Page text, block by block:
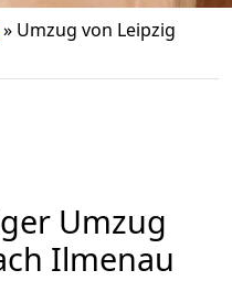
» Umzug von Leipzig
Umzug
Ilmenau